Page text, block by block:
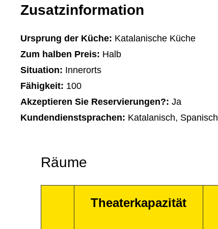
Zusatzinformation
Ursprung der Küche: Katalanische Küche
Zum halben Preis: Halb
Situation: Innerorts
Fähigkeit: 100
Akzeptieren Sie Reservierungen?: Ja
Kundendienstsprachen: Katalanisch, Spanisch
Räume
Theaterkapazität